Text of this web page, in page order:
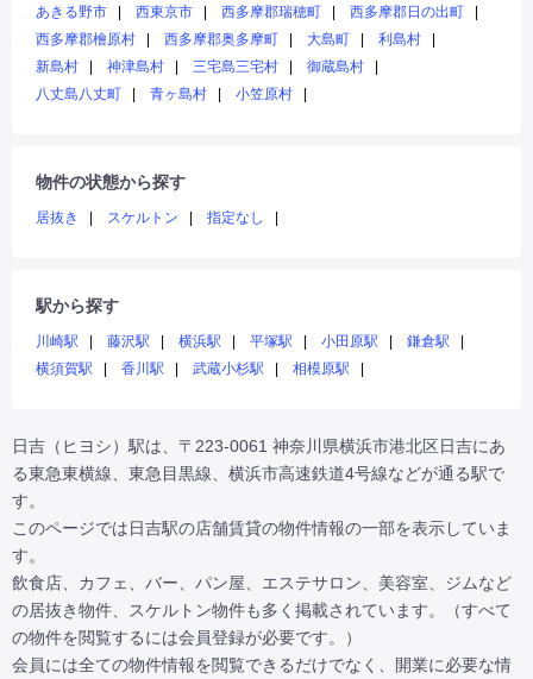
あきる野市
西東京市 西多摩郡瑞穂町
西多摩郡日の出町
西多摩郡檜原村
西多摩郡奥多摩町 大島町
利島村
新島村
神津島村 三宅島三宅村
御蔵島村
八丈島八丈町
青ヶ島村 小笠原村
物件の状態から探す
居抜き スケルトン 指定なし
駅から探す
川崎駅 藤沢駅 横浜駅 平塚駅 小田原駅
鎌倉駅
横須賀駅
香川駅 武蔵小杉駅 相模原駅
日吉（ヒヨシ）駅は、〒223-0061 神奈川県横浜市港北区日吉にあ
る東急東横線、東急目黒線、横浜市高速鉄道4号線などが通る駅で
す。
このページでは日吉駅の店舗賃貸の物件情報の一部を表示していま
す。
飲食店、カフェ、バー、パン屋、エステサロン、美容室、ジムなど
の居抜き物件、スケルトン物件も多く掲載されています。（すべて
の物件を閲覧するには会員登録が必要です。）
会員には全ての物件情報を閲覧できるだけでなく、開業に必要な情